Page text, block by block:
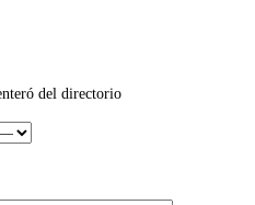
del directorio